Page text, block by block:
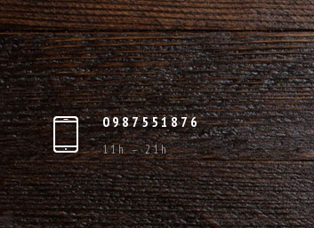
0987551876
11h – 21h